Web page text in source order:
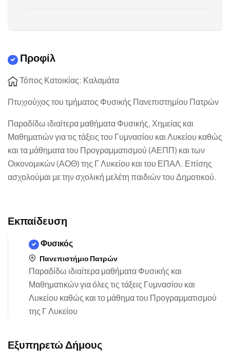
Προφίλ
Τόπος Κατοικίας: Καλαμάτα
Πτυχιούχος του τμήματος Φυσικής Πανεπιστημίου Πατρών
Παραδίδω ιδιαίτερα μαθήματα Φυσικής, Χημείας και
Μαθηματιών για τις τάξεις του Γυμνασίου και Λυκείου καθώς
και τα μάθηματα του Προγραμματισμού (ΑΕΠΠ) και των
Οικονομικών (ΑΟΘ) της Γ Λυκείου και του ΕΠΑΛ. Επίσης
ασχολούμαι με την σχολική μελέτη παιδιών του Δημοτικού.
Εκπαίδευση
Φυσικός
Πανεπιστήμιο Πατρών
Παραδίδω ιδιαίτερα μαθήματα Φυσικής και
Μαθηματικών για όλες τις τάξεις Γυμνασίου και
Λυκείου καθώς και το μάθημα του Προγραμματισμού
της Γ Λυκείου
Εξυπηρετώ Δήμους